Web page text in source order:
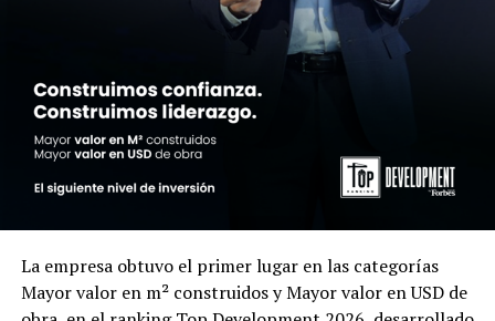
La empresa obtuvo el primer lugar en las categorías
Mayor valor en m² construidos y Mayor valor en USD de